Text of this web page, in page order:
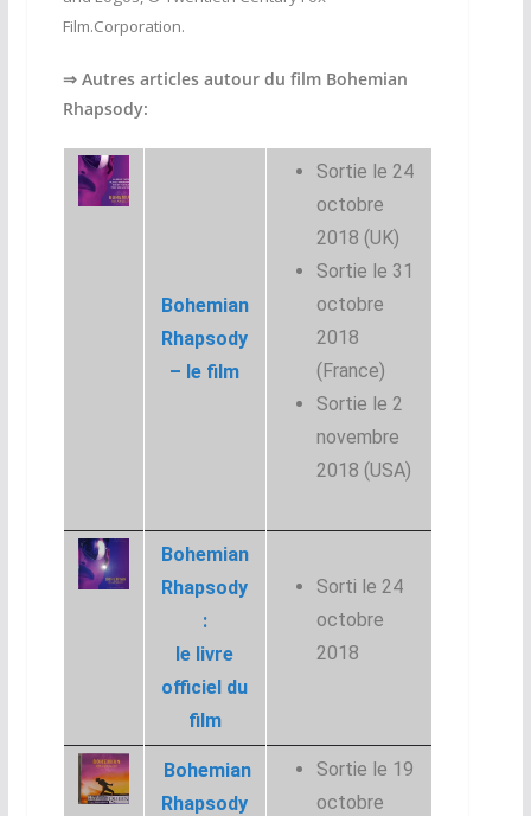
Film.Corporation.
⇒ Autres articles autour du film Bohemian
Rhapsody:
Bohemian
Rhapsody
– le film
Sortie le 24
octobre
2018 (UK)
Sortie le 31
octobre
2018
(France)
Sortie le 2
novembre
2018 (USA)
Bohemian
Rhapsody
:
le livre
officiel du
film
Sorti le 24
octobre
2018
Bohemian
Rhapsody
Sortie le 19
octobre